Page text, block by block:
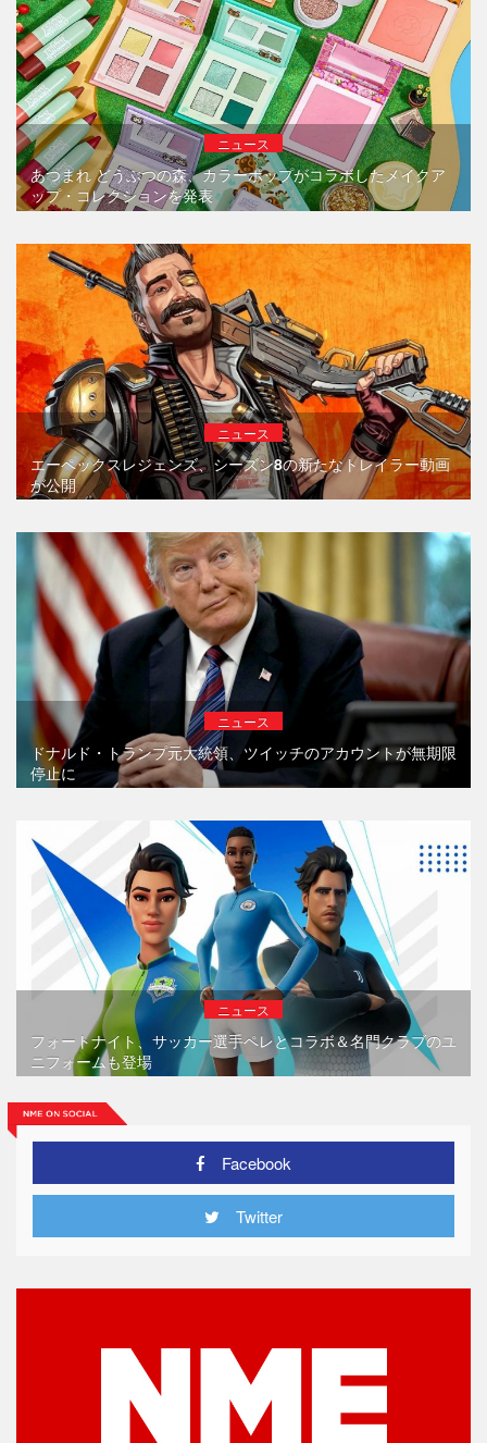
ニュース
あつまれ どうぶつの森、カラーポップがコラボしたメイクア
ップ・コレクションを発表
ニュース
エーペックスレジェンズ、シーズン8の新たなトレイラー動画
が公開
ニュース
ドナルド・トランプ元大統領、ツイッチのアカウントが無期限
停止に
ニュース
フォートナイト、サッカー選手ペレとコラボ＆名門クラブのユ
ニフォームも登場
Facebook
Twitter